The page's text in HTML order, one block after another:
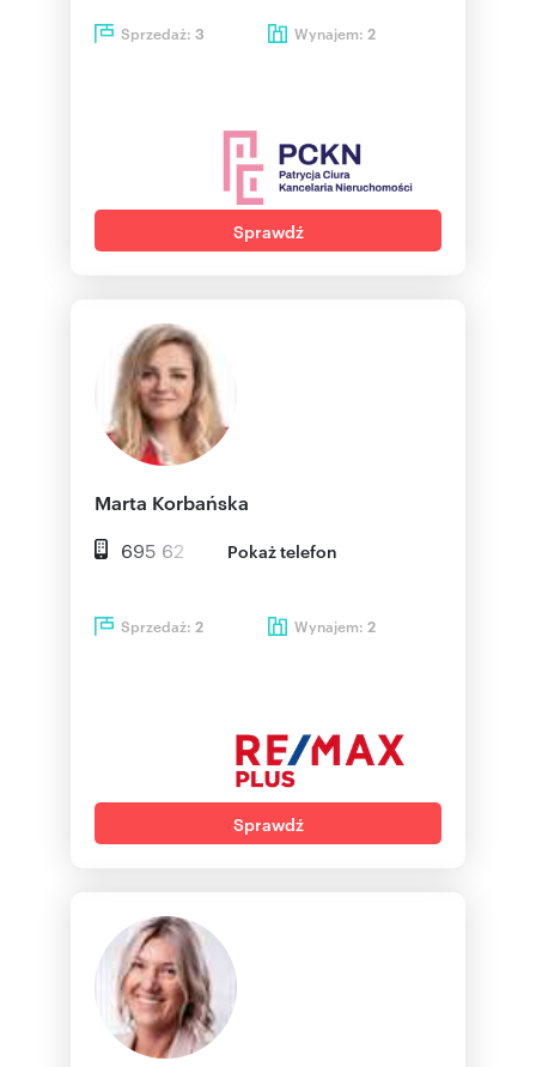
Sprzedaż: 3 Wynajem: 2
Sprawdź
Marta Korbańska
695 62 Pokaż telefon
Sprzedaż: 2 Wynajem: 2
Sprawdź